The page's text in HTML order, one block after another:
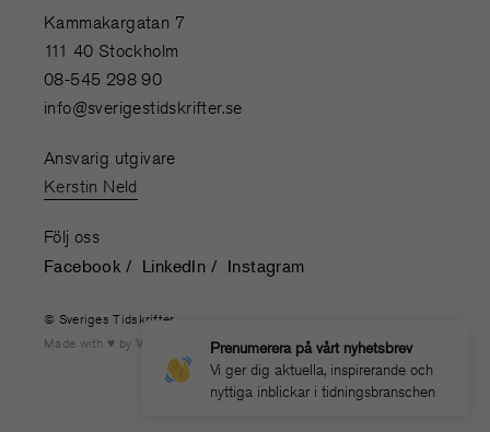
Prenumerera på vårt nyhetsbrev
Vi ger dig aktuella, inspirerande och
nyttiga inblickar i tidningsbranschen
Kammakargatan 7
111 40 Stockholm
08-545 298 90
info@sverigestidskrifter.se
Ansvarig utgivare
Kerstin Neld
Följ oss
Facebook LinkedIn Instagram
© Sveriges Tidskrifter
Made with
by WONDERFOUR